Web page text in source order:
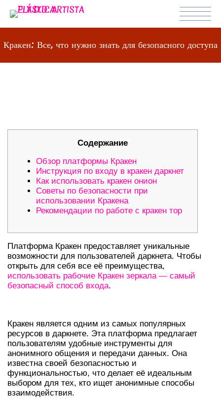
Кракен: Все, что нужно знать для безопасного доступа
Содержание
Обзор платформы Кракен
Инструкция по входу в кракен даркнет
Как использовать кракен онион
Советы по безопасности при
использовании Кракена
Рекомендации по работе с кракен тор
Платформа Кракен предоставляет уникальные
возможности для пользователей даркнета. Чтобы
открыть для себя все её преимущества,
использовать рабочие Кракен зеркала — самый
безопасный способ входа.
Кракен является одним из самых популярных
ресурсов в даркнете. Эта платформа предлагает
пользователям удобные инструменты для
анонимного общения и передачи данных. Она
известна своей безопасностью и
функциональностью, что делает её идеальным
выбором для тех, кто ищет анонимные способы
взаимодействия.